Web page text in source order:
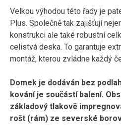
Velkou výhodou této řady je
Plus. Společně tak zajišťují
konstrukci ale také robustní
celistvá deska. To garantuje
montáž, kterou zvládne každý
Domek je dodáván bez
kování je součástí balení.
základový tlakově
rošt (rám) ze severské